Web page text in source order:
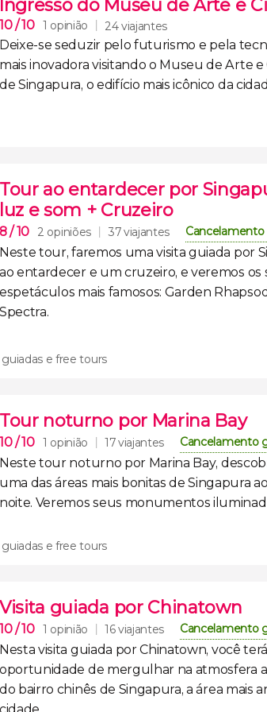
Ingresso do Museu de Arte e
10/ 10 1 opinião 24 viajantes
Deixe-se seduzir pelo futurismo e pela
mais inovadora visitando o Museu de Arte e
de Singapura, o edifício mais icônico da
Tour ao entardecer por
luz e som + Cruzeiro
8/ 10 2 opiniões 37 viajantes
Neste tour, faremos umavisita guiada por
ao entardecer e um cruzeiro, e veremos os
espetáculos mais famosos: Garden
Spectra.
guiadas e free tours
Tour noturno por Marina Bay
10/ 10 1 opinião 17 viajantes Cancelamento
Nestetour noturno por Marina Bay,
uma das áreas mais bonitas de Singapura
noite. Veremos seus monumentos
guiadas e free tours
Visita guiada por Chinatown
10/ 10 1 opinião 16 viajantes Cancelamento
Nestavisita guiada por Chinatown, você
oportunidade de mergulhar na atmosfera
do bairro chinês de Singapura, aárea mais